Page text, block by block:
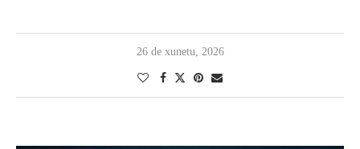
26 de xunetu, 2026